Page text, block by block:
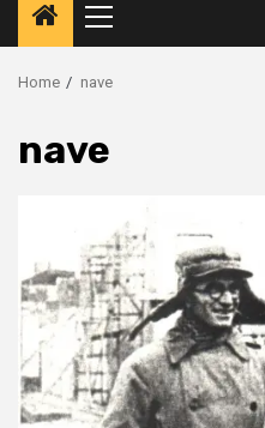
Primary
Menu
Home nave
nave